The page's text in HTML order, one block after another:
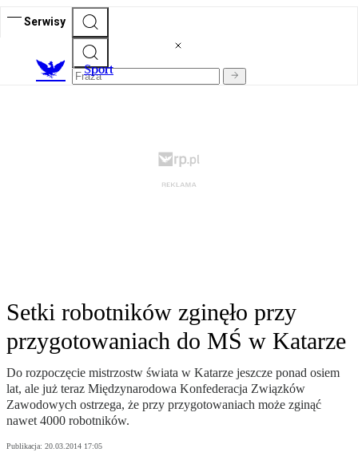
Serwisy
Sport
Setki robotników zginęło przy
przygotowaniach do MŚ w Katarze
Do rozpoczęcie mistrzostw świata w Katarze jeszcze ponad osiem
lat, ale już teraz Międzynarodowa Konfederacja Związków
Zawodowych ostrzega, że przy przygotowaniach może zginąć
nawet 4000 robotników.
Publikacja: 20.03.2014 17:05